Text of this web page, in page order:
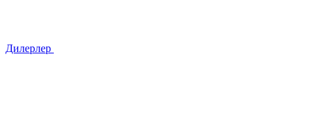
Дилерлер